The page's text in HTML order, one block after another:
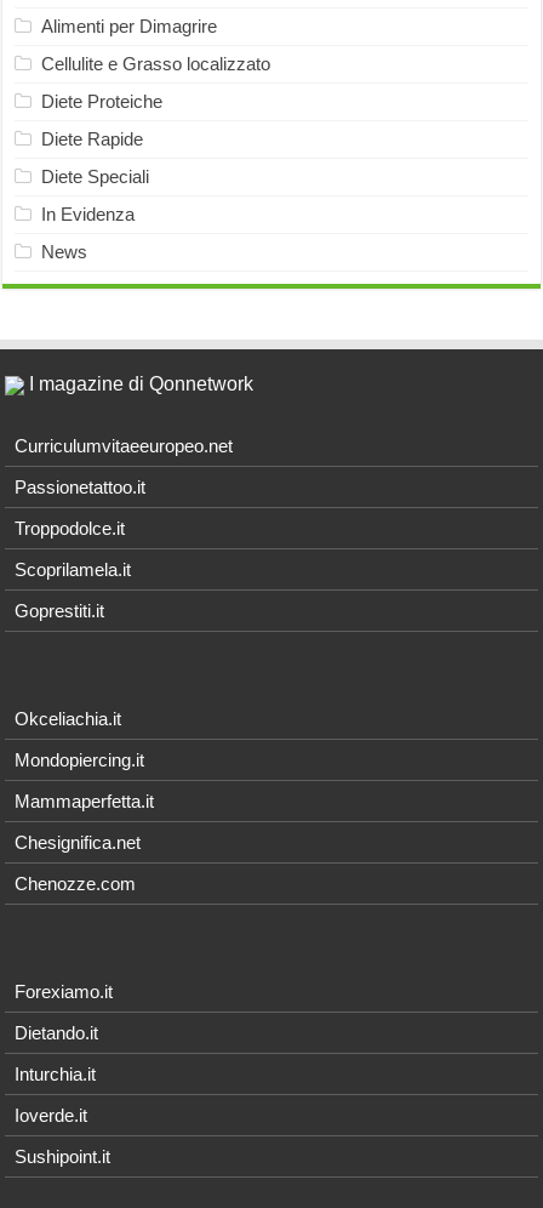
Alimenti per Dimagrire
Cellulite e Grasso localizzato
Diete Proteiche
Diete Rapide
Diete Speciali
In Evidenza
News
I magazine di Qonnetwork
Curriculumvitaeeuropeo.net
Passionetattoo.it
Troppodolce.it
Scoprilamela.it
Goprestiti.it
Okceliachia.it
Mondopiercing.it
Mammaperfetta.it
Chesignifica.net
Chenozze.com
Forexiamo.it
Dietando.it
Inturchia.it
Ioverde.it
Sushipoint.it